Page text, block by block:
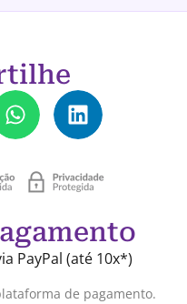
PayPal (até 10x*)
de pagamento.